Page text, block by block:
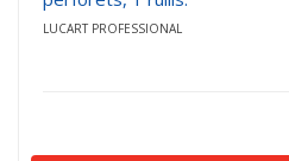
LUCART PROFESSIONAL